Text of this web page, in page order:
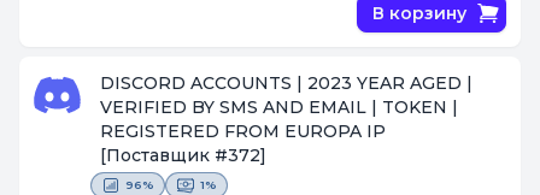
В корзину
DISCORD ACCOUNTS | 2023 YEAR AGED |
VERIFIED BY SMS AND EMAIL | TOKEN |
REGISTERED FROM EUROPA IP
[Поставщик #372]
96% 1%